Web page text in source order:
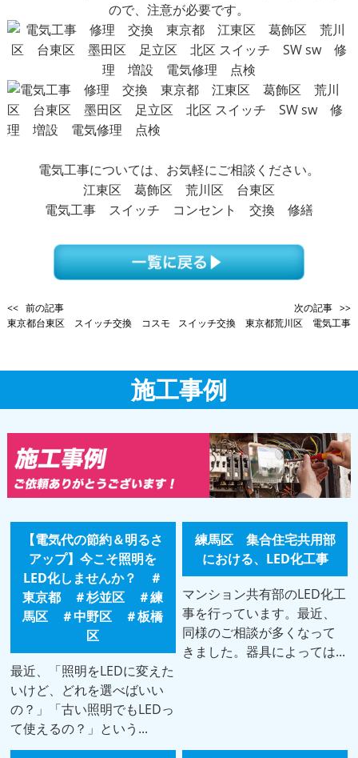
ので、注意が必要です。
電気工事については、お気軽にご相談ください。
江東区 葛飾区 荒川区 台東区
電気工事 スイッチ コンセント 交換 修繕
<< 前の記事
東京都台東区 スイッチ交換 コスモ
次の記事 >>
スイッチ交換 東京都荒川区 電気工事
施工事例
【電気代の節約＆明るさ
アップ】今こそ照明を
LED化しませんか？ ＃
東京都 ＃杉並区 ＃練
馬区 ＃中野区 ＃板橋
区
最近、「照明をLEDに変えた
いけど、どれを選べばいい
の？」「古い照明でもLEDっ
て使えるの？」という...
練馬区 集合住宅共用部
における、LED化工事
マンション共有部のLED化工
事を行っています。最近、
同様のご相談が多くなって
きました。器具によっては...